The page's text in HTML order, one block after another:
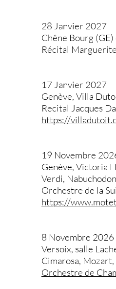
28 Janvier 2027
Chêne Bourg
Récital
17 Janvier 2027
Genève, Villa
Recital Jacques
https://
19 Novembre
Genève, Victoria
Verdi,
Orchestre de la
https://
8 Novembre 2026
Versoix, salle
Cimarosa,
Orchestre de